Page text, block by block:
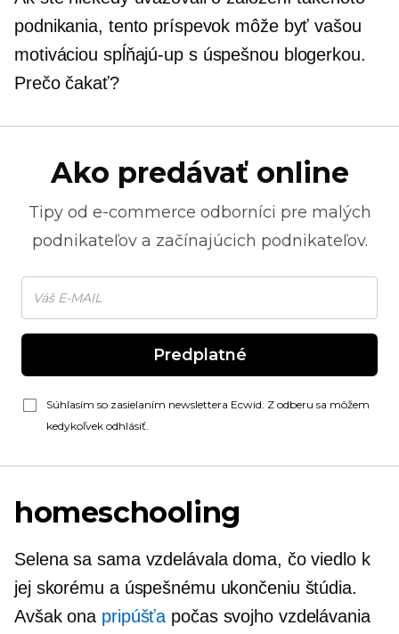
podnikania, tento príspevok môže byť vašou
motiváciou spĺňajú-ups úspešnou blogerkou.
Prečo čakať?
Ako predávať online
Tipy od e-commerce odborníci pre malých
podnikateľov a začínajúcich podnikateľov.
Predplatné
Súhlasím so zasielaním newslettera Ecwid. Z odberu sa môžem
kedykoľvek odhlásiť.
homeschooling
Selena sa sama vzdelávala doma, čo viedlo k
jej skorému a úspešnému ukončeniu štúdia.
Avšak ona pripúšťa počas svojho vzdelávania